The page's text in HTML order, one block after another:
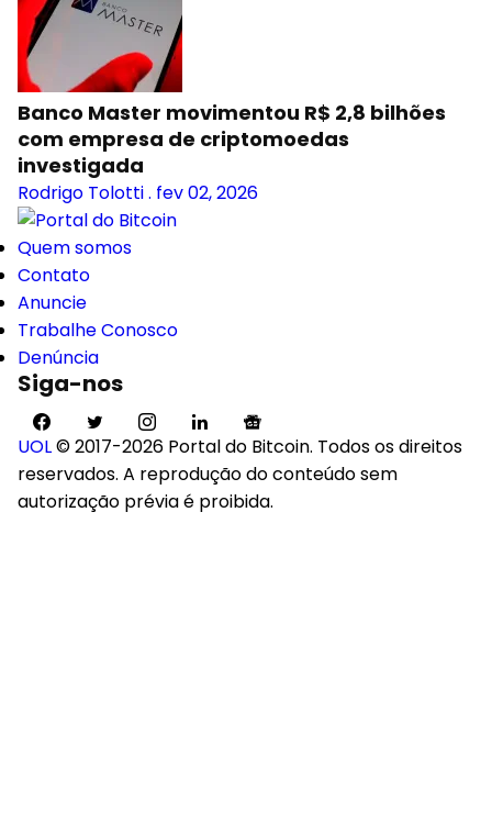
Banco Master movimentou R$ 2,8 bilhões
com empresa de criptomoedas
investigada
Rodrigo Tolotti. fev 02, 2026
Quem somos
Contato
Anuncie
Trabalhe Conosco
Denúncia
Siga-nos
UOL© 2017-2026 Portal do Bitcoin. Todos os direitos
reservados. A reprodução do conteúdo sem
autorização prévia é proibida.